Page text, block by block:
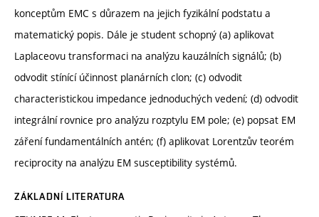
konceptům EMC s důrazem na jejich fyzikální podstatu a
matematický popis. Dále je student schopný (a) aplikovat
Laplaceovu transformaci na analýzu kauzálních signálů; (b)
odvodit stínící účinnost planárních clon; (c) odvodit
characteristickou impedance jednoduchých vedení; (d) odvodit
integrální rovnice pro analýzu rozptylu EM pole; (e) popsat EM
záření fundamentálních antén; (f) aplikovat Lorentzův teorém
reciprocity na analýzu EM susceptibility systémů.
ZÁKLADNÍ LITERATURA